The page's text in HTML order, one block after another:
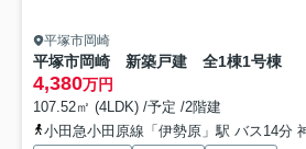
平塚市岡崎
平塚市岡崎 新築戸建 全1棟1号棟
4,380万円
107.52㎡ (4LDK) /予定 /2階建
小田急小田原線「伊勢原」駅 バス14分 神奈川中央交通